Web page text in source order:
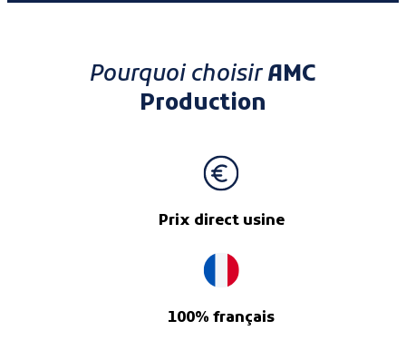
Pourquoi choisirAMC
Production
Prix direct usine
100% français